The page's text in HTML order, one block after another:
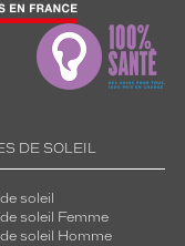
DE SOLEIL
soleil
soleil Femme
soleil Homme